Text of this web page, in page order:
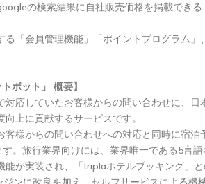
の検索結果に自社販売価格を掲載でき
る「会員管理機能」「ポイントプログラム
ボット」 概要】
応していたお客様からの問い合わせに、
上に貢献するサービスです。
様からの問い合わせへの対応と同時に宿
。旅行業界向けには、業界唯一である5言
が実装され、「triplaホテルブッキング」と